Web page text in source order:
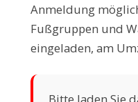
Anmeldung
Fußgruppen und
eingeladen, am